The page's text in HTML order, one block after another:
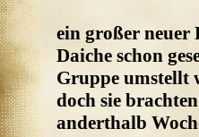
ein großer neuer
Daiche schon
Gruppe umstellt
doch sie
anderthalb